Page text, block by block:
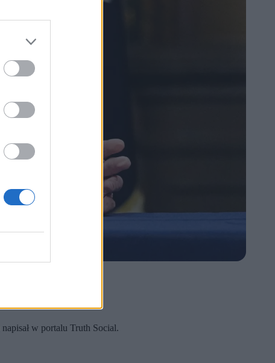
napisał w portalu Truth Social.